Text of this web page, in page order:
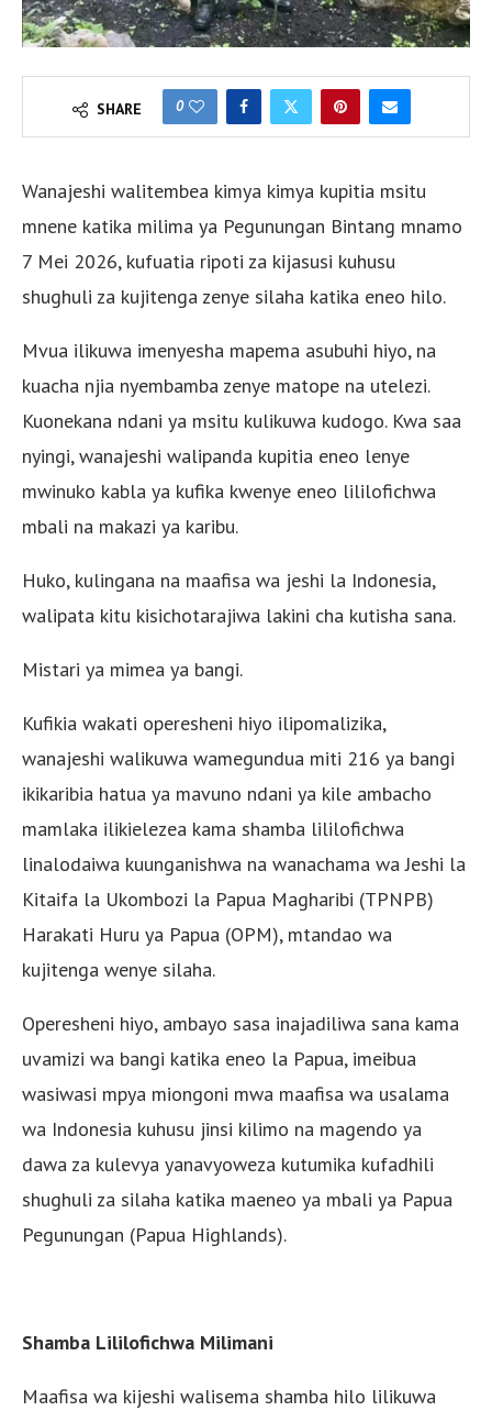
SHARE 0
Wanajeshi walitembea kimya kimya kupitia msitu
mnene katika milima ya Pegunungan Bintang mnamo
7 Mei 2026, kufuatia ripoti za kijasusi kuhusu
shughuli za kujitenga zenye silaha katika eneo hilo.
Mvua ilikuwa imenyesha mapema asubuhi hiyo, na
kuacha njia nyembamba zenye matope na utelezi.
Kuonekana ndani ya msitu kulikuwa kudogo. Kwa saa
nyingi, wanajeshi walipanda kupitia eneo lenye
mwinuko kabla ya kufika kwenye eneo lililofichwa
mbali na makazi ya karibu.
Huko, kulingana na maafisa wa jeshi la Indonesia,
walipata kitu kisichotarajiwa lakini cha kutisha sana.
Mistari ya mimea ya bangi.
Kufikia wakati operesheni hiyo ilipomalizika,
wanajeshi walikuwa wamegundua miti 216 ya bangi
ikikaribia hatua ya mavuno ndani ya kile ambacho
mamlaka ilikielezea kama shamba lililofichwa
linalodaiwa kuunganishwa na wanachama wa Jeshi la
Kitaifa la Ukombozi la Papua Magharibi (TPNPB)
Harakati Huru ya Papua (OPM), mtandao wa
kujitenga wenye silaha.
Operesheni hiyo, ambayo sasa inajadiliwa sana kama
uvamizi wa bangi katika eneo la Papua, imeibua
wasiwasi mpya miongoni mwa maafisa wa usalama
wa Indonesia kuhusu jinsi kilimo na magendo ya
dawa za kulevya yanavyoweza kutumika kufadhili
shughuli za silaha katika maeneo ya mbali ya Papua
Pegunungan (Papua Highlands).
Shamba Lililofichwa Milimani
Maafisa wa kijeshi walisema shamba hilo lilikuwa